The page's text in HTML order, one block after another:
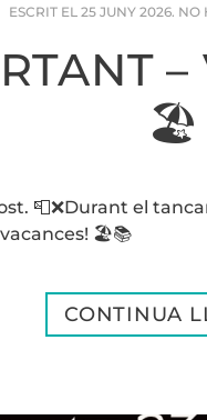
ESCRIT EL 25 JUNY 2026. NO
–
🏖️
📮❌Durant el
🏖️📚
CONTINUA